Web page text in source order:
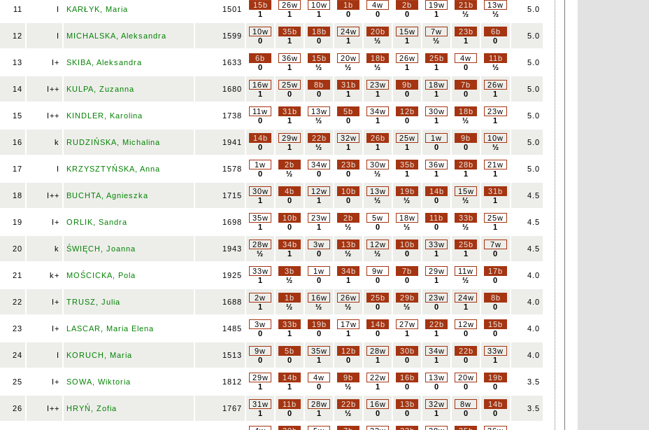
11 I KARŁYK, Maria 1501
15b
1
26w
1
10w
1
1b
0
4w
0
2b
0
19w
1
21b
½
13w
½
5.0
12 I MICHALSKA, Aleksandra 1599
10w
0
35b
1
18b
0
24w
1
20b
½
15w
1
7w
½
23b
1
6b
0
5.0
13 I+ SKIBA, Aleksandra 1633
6b
0
36w
1
15b
½
20w
½
18b
½
26w
1
25b
1
4w
0
11b
½
5.0
14 I++ KULPA, Zuzanna 1680
16w
1
25w
0
8b
0
31b
1
23w
1
9b
0
18w
1
7b
0
26w
1
5.0
15 I++ KINDLER, Karolina 1738
11w
0
31b
1
13w
½
5b
0
34w
1
12b
0
30w
1
18b
½
23w
1
5.0
16 k RUDZIŃSKA, Michalina 1941
14b
0
29w
1
22b
½
32w
1
26b
1
25w
1
1w
0
9b
0
10w
½
5.0
17 I KRZYSZTYŃSKA, Anna 1578
1w
0
2b
½
34w
0
23b
0
30w
½
35b
1
36w
1
28b
1
21w
1
5.0
18 I++ BUCHTA, Agnieszka 1715
30w
1
4b
0
12w
1
10b
0
13w
½
19b
½
14b
0
15w
½
31b
1
4.5
19 I+ ORLIK, Sandra 1698
35w
1
10b
0
23w
1
2b
½
5w
0
18w
½
11b
0
33b
½
25w
1
4.5
20 k ŚWIĘCH, Joanna 1943
28w
½
34b
1
3w
0
13b
½
12w
½
10b
0
33w
1
25b
1
7w
0
4.5
21 k+ MOŚCICKA, Pola 1925
33w
1
3b
½
1w
0
34b
1
9w
0
7b
0
29w
1
11w
½
17b
0
4.0
22 I+ TRUSZ, Julia 1688
2w
1
1b
½
16w
½
26w
½
25b
0
29b
½
23w
0
24w
1
8b
0
4.0
23 I+ LASCAR, Maria Elena 1485
3w
0
33b
1
19b
0
17w
1
14b
0
27w
1
22b
1
12w
0
15b
0
4.0
24 I KORUCH, Maria 1513
9w
0
5b
0
35w
1
12b
0
28w
1
30b
0
34w
1
22b
0
33w
1
4.0
25 I+ SOWA, Wiktoria 1812
29w
1
14b
1
4w
0
9b
½
22w
1
16b
0
13w
0
20w
0
19b
0
3.5
26 I++ HRYŃ, Zofia 1767
31w
1
11b
0
28w
1
22b
½
16w
0
13b
0
32w
1
8w
0
14b
0
3.5